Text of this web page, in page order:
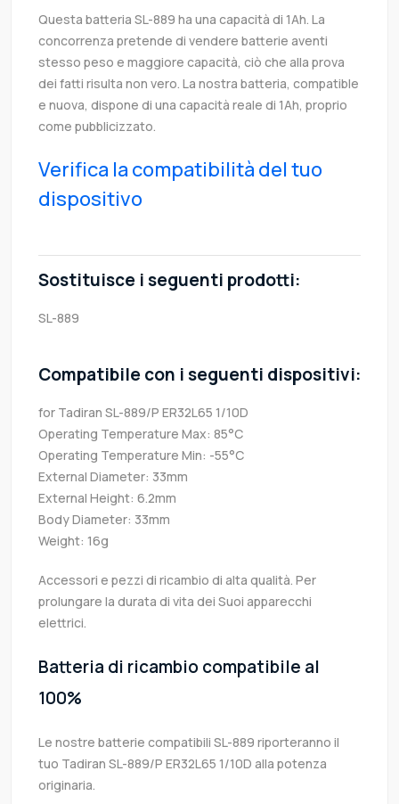
Questa batteria SL-889 ha una capacità di 1Ah. La
concorrenza pretende di vendere batterie aventi
stesso peso e maggiore capacità, ciò che alla prova
dei fatti risulta non vero. La nostra batteria, compatible
e nuova, dispone di una capacità reale di 1Ah, proprio
come pubblicizzato.
Verifica la compatibilità del tuo
dispositivo
Sostituisce i seguenti prodotti:
SL-889
Compatibile con i seguenti dispositivi:
for Tadiran SL-889/P ER32L65 1/10D
Operating Temperature Max: 85°C
Operating Temperature Min: -55°C
External Diameter: 33mm
External Height: 6.2mm
Body Diameter: 33mm
Weight: 16g
Accessori e pezzi di ricambio di alta qualità. Per
prolungare la durata di vita dei Suoi apparecchi
elettrici.
Batteria di ricambio compatibile al
100%
Le nostre batterie compatibili SL-889 riporteranno il
tuo Tadiran SL-889/P ER32L65 1/10D alla potenza
originaria.